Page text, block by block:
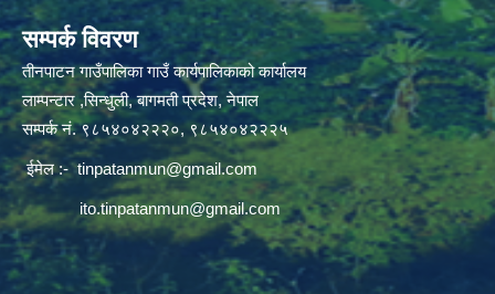
सम्पर्क विवरण
तीनपाटन गाउँपालिका गाउँ कार्यपालिकाको कार्यालय
लाम्पन्टार ,सिन्धुली, बागमती प्रदेश, नेपाल
सम्पर्क नं. ९८५४०४२२२०, ९८५४०४२२२५
ईमेल :-tinpatanmun@gmail.com
ito.tinpatanmun@gmail.com